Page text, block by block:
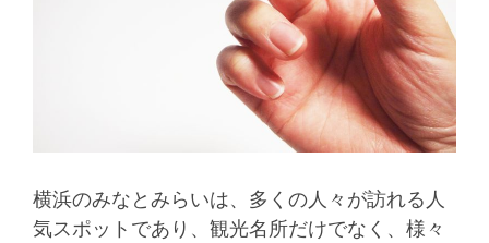
横浜のみなとみらいは、多くの人々が訪れる人
気スポットであり、観光名所だけでなく、様々